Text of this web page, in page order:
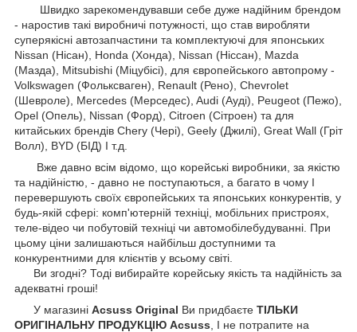
Швидко зарекомендувавши себе дуже надійним брендом
- наростив такі виробничі потужності, що став виробляти
суперякісні автозапчастини та комплектуючі для японських
Nissan (Нісан), Honda (Хонда), Nissan (Ніссан), Mazda
(Мазда), Mitsubishi (Міцубісі), для європейського автопрому -
Volkswagen (Фольксваген), Renault (Рено), Chevrolet
(Шевроле), Mercedes (Мерседес), Audi (Ауді), Peugeot (Пежо),
Opel (Опель), Nissan (Форд), Citroen (Сітроен) та для
китайських брендів Chery (Чері), Geely (Джилі), Great Wall (Гріт
Волл), BYD (БІД) І т.д.
Вже давно всім відомо, що корейські виробники, за якістю
та надійністю, - давно не поступаються, а багато в чому І
перевершують своїх європейських та японських конкурентів, у
будь-якій сфері: комп'ютерній техніці, мобільних пристроях,
теле-відео чи побутовій техніці чи автомобілебудуванні. При
цьому ціни залишаються найбільш доступними та
конкурентними для клієнтів у всьому світі.
Ви згодні? Тоді вибирайте корейську якість та надійність за
адекватні гроші!
У магазині Acsuss Original Ви придбаєте ТІЛЬКИ
ОРИГІНАЛЬНУ ПРОДУКЦІЮ Acsuss , І не потрапите на